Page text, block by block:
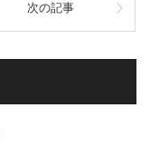
次の記事